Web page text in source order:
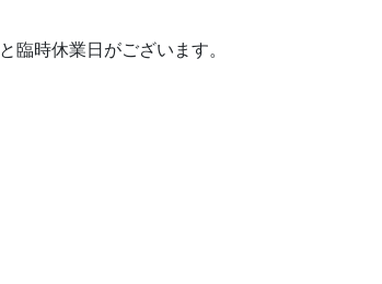
臨時休業日がございます。